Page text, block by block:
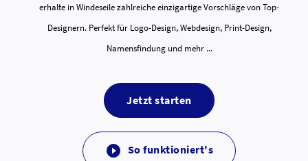
erhalte in Windeseile zahlreiche einzigartige Vorschläge von Top-
Designern. Perfekt für Logo-Design, Webdesign, Print-Design,
Namensfindung und mehr ...
Jetzt starten
 So funktioniert's